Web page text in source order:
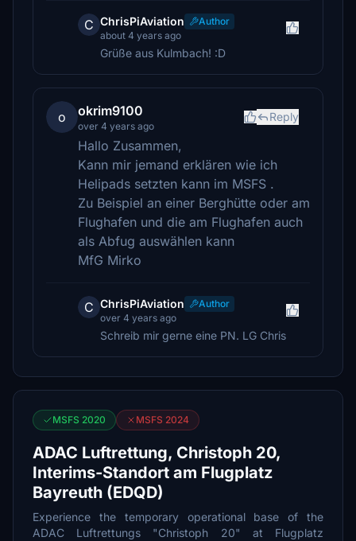
C ChrisPiAviation
Author
about 4 years ago
Grüße aus Kulmbach! :D
o okrim9100
over 4 years ago
Reply
Hallo Zusammen,
Kann mir jemand erklären wie ich
Helipads setzten kann im MSFS .
Zu Beispiel an einer Berghütte oder am
Flughafen und die am Flughafen auch
als Abfug auswählen kann
MfG Mirko
C ChrisPiAviation
Author
over 4 years ago
Schreib mir gerne eine PN. LG Chris
MSFS 2020 MSFS 2024
ADAC Luftrettung, Christoph 20,
Interims-Standort am Flugplatz
Bayreuth (EDQD)
Experience the temporary operational base of the
ADAC Luftrettungs "Christoph 20" at Flugplatz